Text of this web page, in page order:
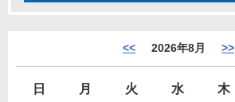
<< 2026年8月 >>
日 月 火 水 木